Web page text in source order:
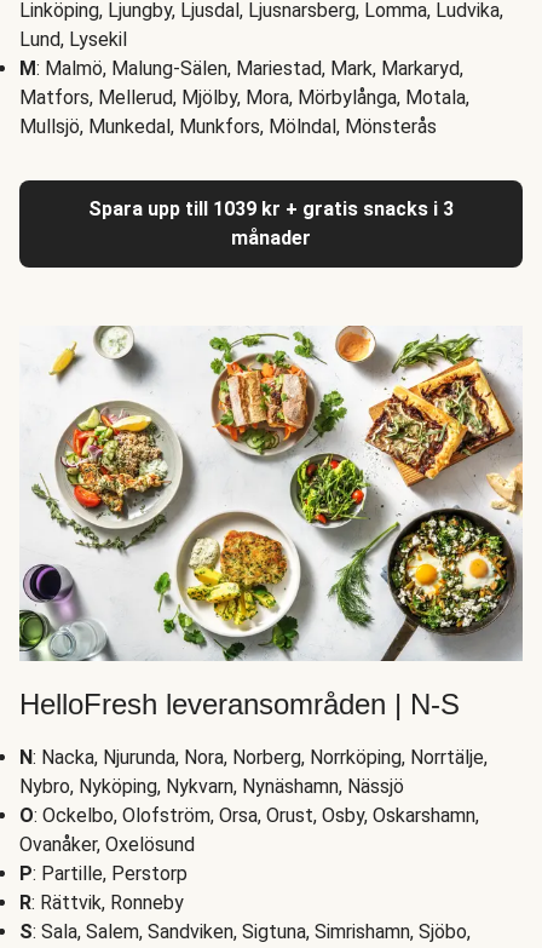
Linköping, Ljungby, Ljusdal, Ljusnarsberg, Lomma, Ludvika,
Lund, Lysekil
M: Malmö, Malung-Sälen, Mariestad, Mark, Markaryd,
Matfors, Mellerud, Mjölby, Mora, Mörbylånga, Motala,
Mullsjö, Munkedal, Munkfors, Mölndal, Mönsterås
Spara upp till 1039 kr + gratis snacks i 3
månader
HelloFresh leveransområden | N-S
N: Nacka, Njurunda, Nora, Norberg, Norrköping, Norrtälje,
Nybro, Nyköping, Nykvarn, Nynäshamn, Nässjö
O: Ockelbo, Olofström, Orsa, Orust, Osby, Oskarshamn,
Ovanåker, Oxelösund
P: Partille, Perstorp
R: Rättvik, Ronneby
S: Sala, Salem, Sandviken, Sigtuna, Simrishamn, Sjöbo,